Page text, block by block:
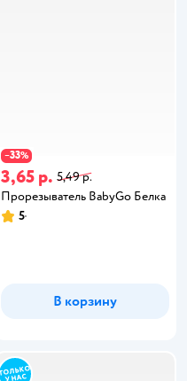
−33%
3,65 р. 5,49 р.
Прорезыватель BabyGo Белка
5
В корзину